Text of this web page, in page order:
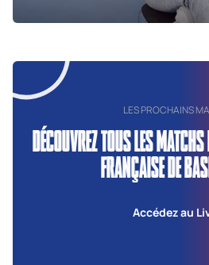
LES PROCHAINS
DÉCOUVREZ TOUS LES
FRANÇAISE DE
Accédez au